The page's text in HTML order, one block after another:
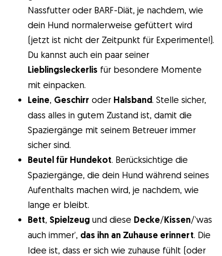
Nassfutter oder BARF-Diät, je nachdem, wie
dein Hund normalerweise gefüttert wird
(jetzt ist nicht der Zeitpunkt für Experimente!).
Du kannst auch ein paar seiner
Lieblingsleckerlis für besondere Momente
mit einpacken.
Leine, Geschirr oder Halsband. Stelle sicher,
dass alles in gutem Zustand ist, damit die
Spaziergänge mit seinem Betreuer immer
sicher sind.
Beutel für Hundekot. Berücksichtige die
Spaziergänge, die dein Hund während seines
Aufenthalts machen wird, je nachdem, wie
lange er bleibt.
Bett, Spielzeug und diese Decke/Kissen/’was
auch immer’, das ihn an Zuhause erinnert. Die
Idee ist, dass er sich wie zuhause fühlt (oder